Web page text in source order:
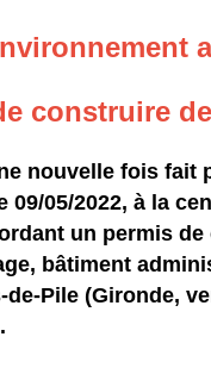
construire
nouvelle fois fait
09/05/2022, à la
un permis
bâtiment
Pile (Gironde,